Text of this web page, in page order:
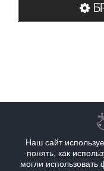
Наш сайт
понять, как
могли